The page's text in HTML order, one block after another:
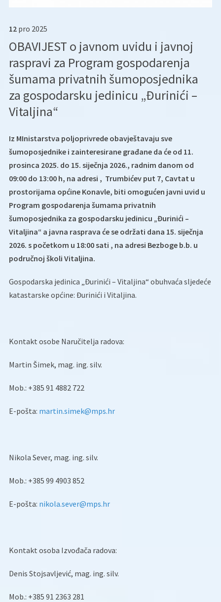
12 pro 2025
OBAVIJEST o javnom uvidu i javnoj
raspravi za Program gospodarenja
šumama privatnih šumoposjednika
za gospodarsku jedinicu „Đurinići –
Vitaljina“
Iz MInistarstva poljoprivrede obavještavaju sve
šumoposjednike i zainteresirane građane da će od 11.
prosinca 2025. do 15. siječnja 2026., radnim danom od
09:00 do 13:00 h, na adresi , Trumbićev put 7, Cavtat u
prostorijama općine Konavle, biti omogućen javni uvid u
Program gospodarenja šumama privatnih
šumoposjednika za gospodarsku jedinicu „Đurinići –
Vitaljina“ a javna rasprava će se održati dana 15. siječnja
2026. s početkom u 18:00 sati , na adresi Bezboge b.b. u
područnoj školi Vitaljina.
Gospodarska jedinica „Đurinići – Vitaljina“ obuhvaća sljedeće
katastarske općine: Đurinići i Vitaljina.
Kontakt osobe Naručitelja radova:
Martin Šimek, mag. ing. silv.
Mob.: +385 91 4882 722
E-pošta: martin.simek@mps.hr
Nikola Sever, mag. ing. silv.
Mob.: +385 99 4903 852
E-pošta: nikola.sever@mps.hr
Kontakt osoba Izvođača radova:
Denis Stojsavljević, mag. ing. silv.
Mob.: +385 91 2363 281